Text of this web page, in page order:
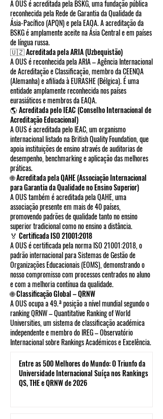
A OUS é acreditada pela BSKG, uma fundação pública
reconhecida pela Rede de Garantia da Qualidade da
Ásia-Pacífico (APQN) e pela EAQA. A acreditação da
BSKG é amplamente aceite na Ásia Central e em países
de língua russa.
🇺🇿 Acreditada pela ARIA (Uzbequistão)
A OUS é reconhecida pela ARIA – Agência Internacional
de Acreditação e Classificação, membro da CEENQA
(Alemanha) e afiliada à EURASHE (Bélgica). É uma
entidade amplamente reconhecida nos países
eurasiáticos e membros da EAQA.
🌎 Acreditada pelo IEAC (Conselho Internacional de
Acreditação Educacional)
A OUS é acreditada pelo IEAC, um organismo
internacional listado na British Quality Foundation, que
apoia instituições de ensino através de auditorias de
desempenho, benchmarking e aplicação das melhores
práticas.
🌐 Acreditada pela QAHE (Associação Internacional
para Garantia da Qualidade no Ensino Superior)
A OUS também é acreditada pela QAHE, uma
associação presente em mais de 40 países,
promovendo padrões de qualidade tanto no ensino
superior tradicional como no ensino a distância.
🏅 Certificada ISO 21001:2018
A OUS é certificada pela norma ISO 21001:2018, o
padrão internacional para Sistemas de Gestão de
Organizações Educacionais (EOMS), demonstrando o
nosso compromisso com processos centrados no aluno
e com a melhoria contínua da qualidade.
🌐 Classificação Global – QRNW
A OUS ocupa a 49.ª posição a nível mundial segundo o
ranking QRNW – Quantitative Ranking of World
Universities, um sistema de classificação académica
independente e membro do IREG – Observatório
Internacional sobre Rankings Académicos e Excelência.
Entre as 500 Melhores do Mundo: O Triunfo da
Universidade Internacional Suíça nos Rankings
QS, THE e QRNW de 2026